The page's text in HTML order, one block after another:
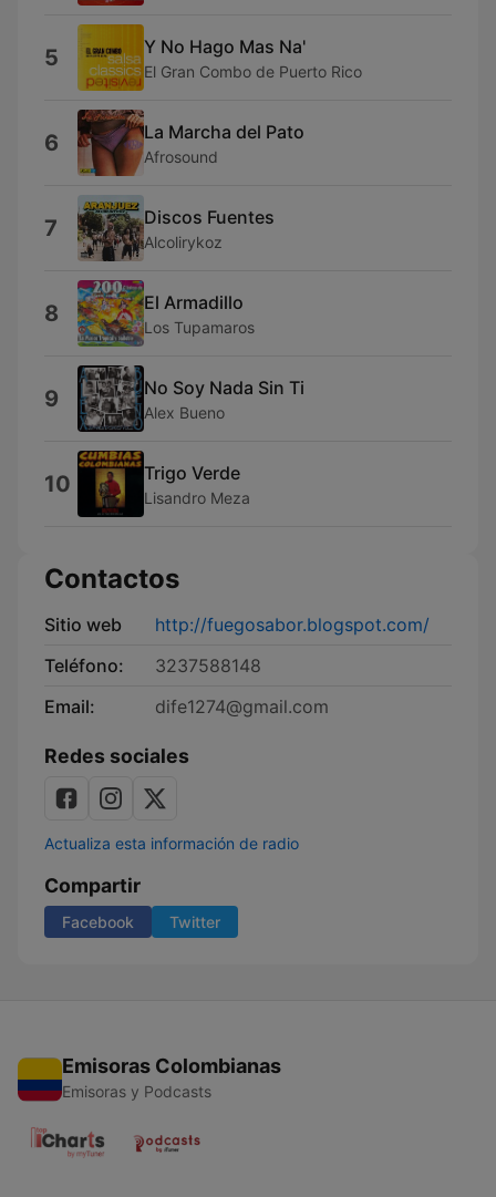
5 Y No Hago Mas Na'
El Gran Combo de Puerto Rico
6 La Marcha del Pato
Afrosound
7 Discos Fuentes
Alcolirykoz
8 El Armadillo
Los Tupamaros
9 No Soy Nada Sin Ti
Alex Bueno
10 Trigo Verde
Lisandro Meza
Contactos
Sitio web
http://fuegosabor.blogspot.com/
Teléfono:
3237588148
Email:
dife1274@gmail.com
Redes sociales
Actualiza esta información de radio
Compartir
Facebook Twitter
Emisoras Colombianas
Emisoras y Podcasts